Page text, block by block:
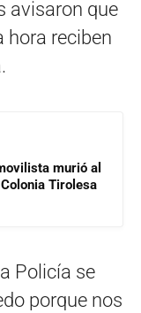
avisaron que
hora reciben
murió al
Tirolesa
Policía se
porque nos